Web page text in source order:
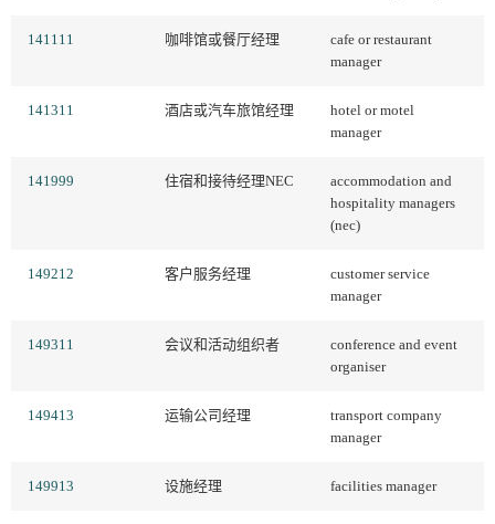
141111 咖啡馆或餐厅经理
cafe or restaurant
manager
141311 酒店或汽车旅馆经理
hotel or motel
manager
141999 住宿和接待经理NEC
accommodation and
hospitality managers
(nec)
149212 客户服务经理
customer service
manager
149311 会议和活动组织者
conference and event
organiser
149413 运输公司经理
transport company
manager
149913 设施经理 facilities manager